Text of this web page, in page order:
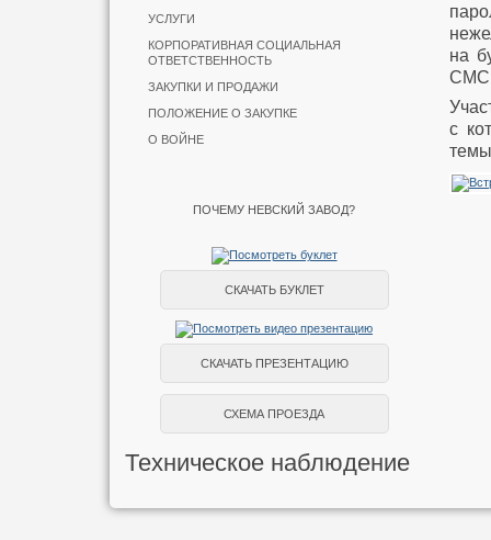
УСЛУГИ
КОРПОРАТИВНАЯ СОЦИАЛЬНАЯ
ОТВЕТСТВЕННОСТЬ
ЗАКУПКИ И ПРОДАЖИ
ПОЛОЖЕНИЕ О ЗАКУПКЕ
О ВОЙНЕ
ПОЧЕМУ НЕВСКИЙ ЗАВОД?
СКАЧАТЬ БУКЛЕТ
СКАЧАТЬ ПРЕЗЕНТАЦИЮ
СХЕМА ПРОЕЗДА
Техническое наблюдение
на
СМС
с